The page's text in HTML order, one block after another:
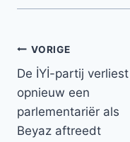
Bericht
navigatie
VORIGE
De İYİ-partij verliest
opnieuw een
parlementariër als
Beyaz aftreedt